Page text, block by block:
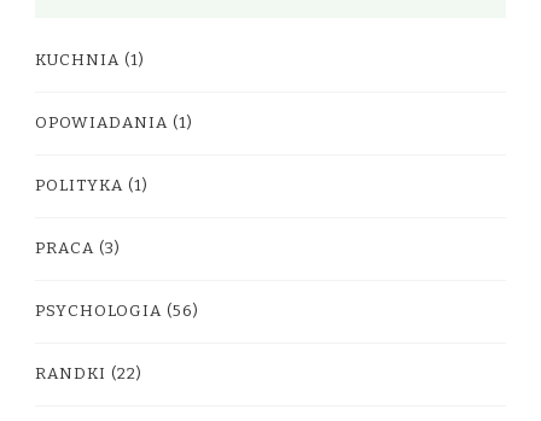
KUCHNIA (1)
OPOWIADANIA (1)
POLITYKA (1)
PRACA (3)
PSYCHOLOGIA (56)
RANDKI (22)